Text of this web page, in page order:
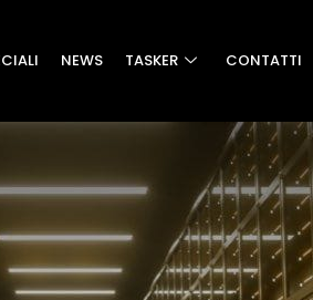
NEWS TASKER CONTATTI